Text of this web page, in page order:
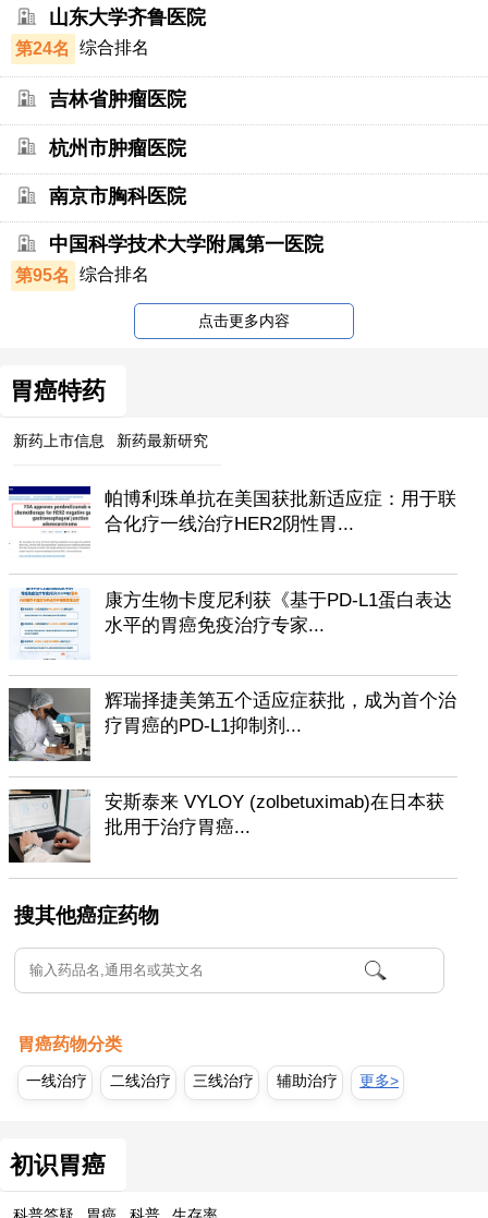
山东大学齐鲁医院
第24名 综合排名
吉林省肿瘤医院
杭州市肿瘤医院
南京市胸科医院
中国科学技术大学附属第一医院
第95名 综合排名
点击更多内容
胃癌特药
新药上市信息 新药最新研究
帕博利珠单抗在美国获批新适应症：用于联
合化疗一线治疗HER2阴性胃...
康方生物卡度尼利获《基于PD-L1蛋白表达
水平的胃癌免疫治疗专家...
辉瑞择捷美第五个适应症获批，成为首个治
疗胃癌的PD-L1抑制剂...
安斯泰来 VYLOY (zolbetuximab)在日本获
批用于治疗胃癌...
搜其他癌症药物
胃癌药物分类
一线治疗 二线治疗 三线治疗 辅助治疗 更多>
初识胃癌